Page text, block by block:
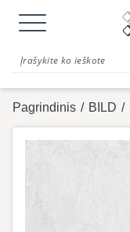
Pagrindinis / BILD /